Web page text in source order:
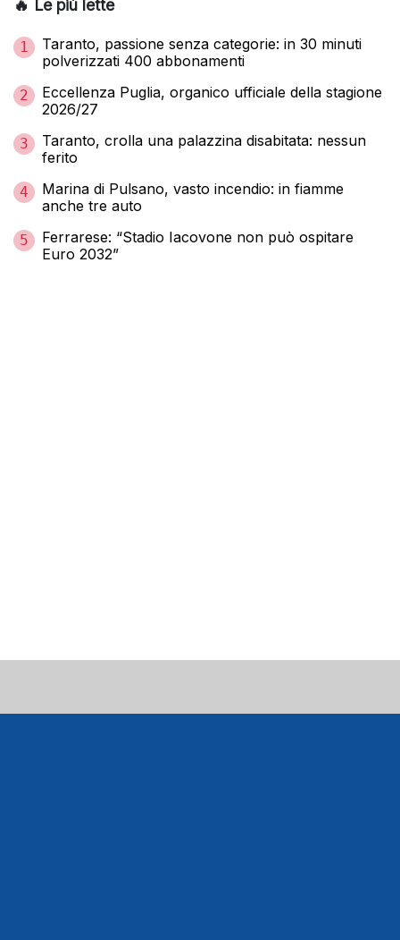
🔥 Le più lette
1
Taranto, passione senza categorie: in 30 minuti
polverizzati 400 abbonamenti
2
Eccellenza Puglia, organico ufficiale della stagione
2026/27
3
Taranto, crolla una palazzina disabitata: nessun
ferito
4
Marina di Pulsano, vasto incendio: in fiamme
anche tre auto
5
Ferrarese: “Stadio Iacovone non può ospitare
Euro 2032”